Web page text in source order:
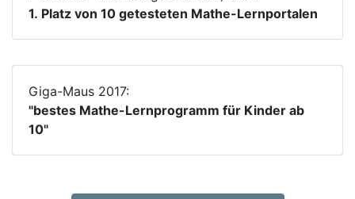
1. Platz von 10 getesteten Mathe-Lernportalen
Giga-Maus 2017:
"bestes Mathe-Lernprogramm für Kinder ab
10"